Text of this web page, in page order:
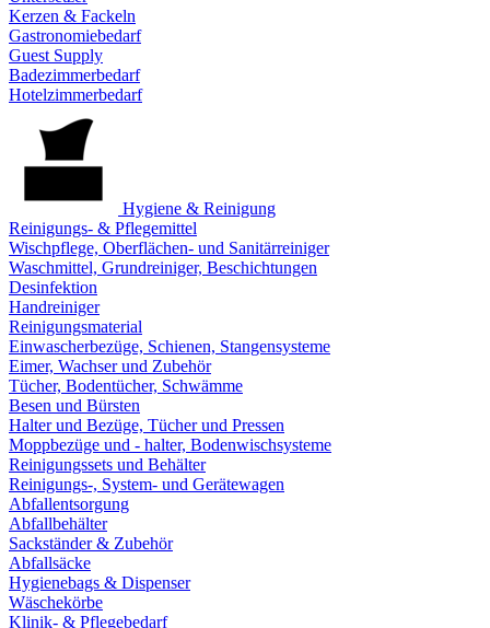
Kerzen & Fackeln
Gastronomiebedarf
Guest Supply
Badezimmerbedarf
Hotelzimmerbedarf
Hygiene & Reinigung
Reinigungs- & Pflegemittel
Wischpflege, Oberflächen- und Sanitärreiniger
Waschmittel, Grundreiniger, Beschichtungen
Desinfektion
Handreiniger
Reinigungsmaterial
Einwascherbezüge, Schienen, Stangensysteme
Eimer, Wachser und Zubehör
Tücher, Bodentücher, Schwämme
Besen und Bürsten
Halter und Bezüge, Tücher und Pressen
Moppbezüge und - halter, Bodenwischsysteme
Reinigungssets und Behälter
Reinigungs-, System- und Gerätewagen
Abfallentsorgung
Abfallbehälter
Sackständer & Zubehör
Abfallsäcke
Hygienebags & Dispenser
Wäschekörbe
Klinik- & Pflegebedarf